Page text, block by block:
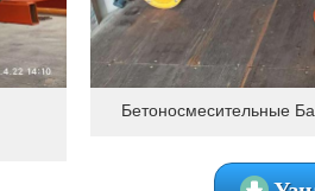
Бетоносмесительные